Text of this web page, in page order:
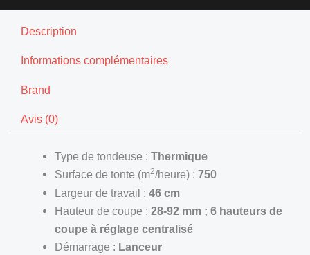
Description
Informations complémentaires
Brand
Avis (0)
Type de tondeuse :Thermique
Surface de tonte (m2/heure) :750
Largeur de travail :46 cm
Hauteur de coupe :28-92 mm ; 6 hauteurs de
coupe à réglage centralisé
Démarrage : Lanceur